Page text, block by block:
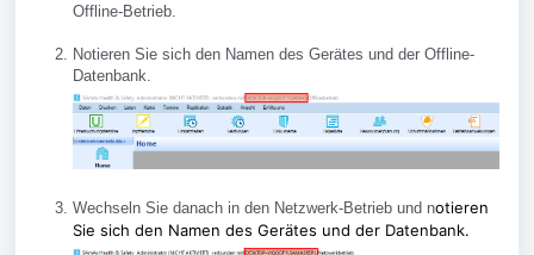
Offline-Betrieb.
Notieren Sie sich den Namen des Gerätes und der Offline-
Datenbank.
Wechseln Sie danach in den Netzwerk-Betrieb und notieren
Sie sich den Namen des Gerätes und der Datenbank.